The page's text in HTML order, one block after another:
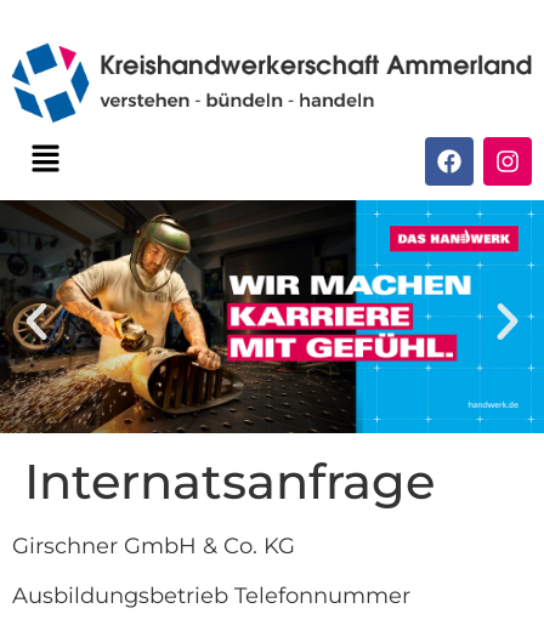
Internatsanfrage
Girschner GmbH & Co. KG
Ausbildungsbetrieb Telefonnummer